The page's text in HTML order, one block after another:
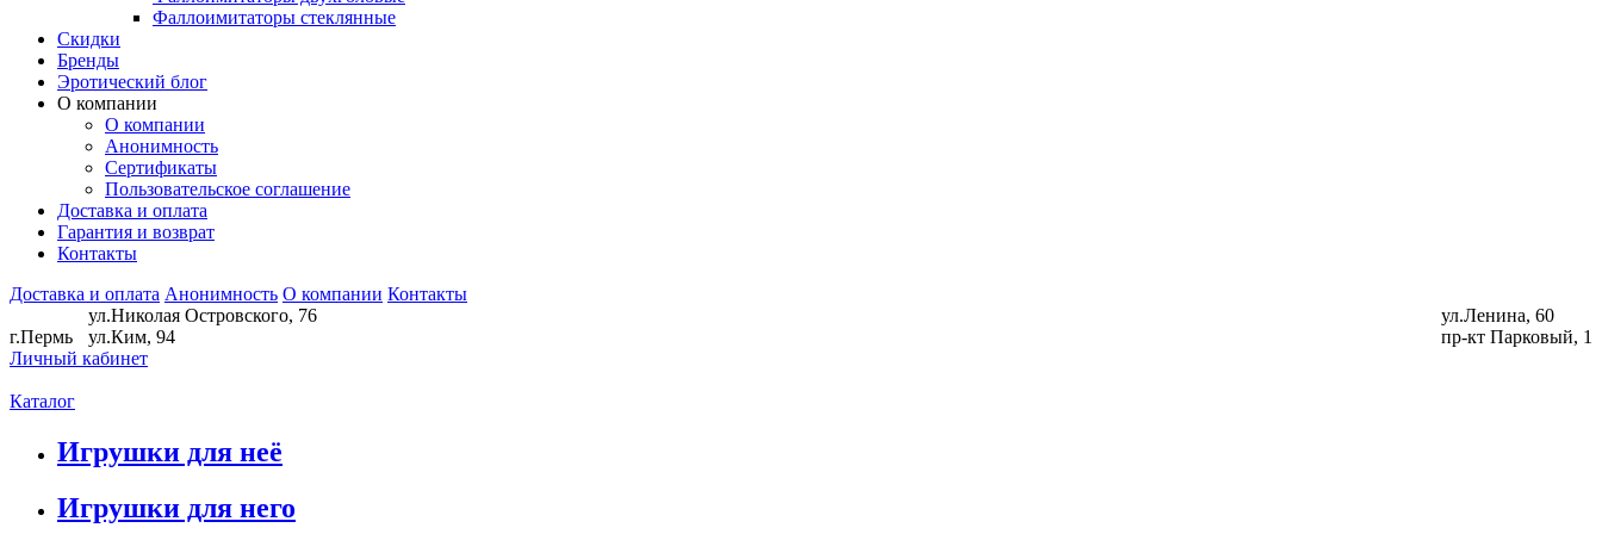
Фаллоимитаторы стеклянные
Скидки
Бренды
Эротический блог
О компании
О компании
Анонимность
Сертификаты
Пользовательское соглашение
Доставка и оплата
Гарантия и возврат
Контакты
Доставка и оплата Анонимность О компании Контакты
г.Пермь
ул.Николая Островского, 76
ул.Ким, 94
ул.Ленина, 60
пр-кт Парковый, 1
Личный кабинет
Каталог
Игрушки для неё
Игрушки для него